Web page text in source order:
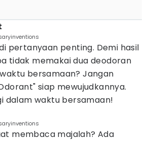
pertanyaan penting. Demi hasil
tidak memakai dua deodoran
bersamaan? Jangan
siap mewujudkannya.
dalam waktu bersamaan!
membaca majalah? Ada